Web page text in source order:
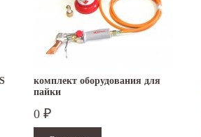
комплект оборудования для
пайки
0 ₽